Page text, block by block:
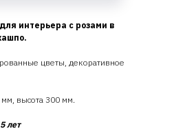
интерьера с розами в
цветы, декоративное
высота 300 мм.
лет